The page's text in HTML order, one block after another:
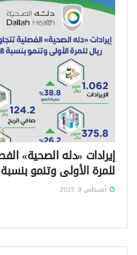
إيرادات «دله الصحية»
للمرة الأولى وتنمو بنسبة
أغسطس 9, 2025